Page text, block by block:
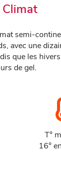
Climat
semi-
avec une
que les
de gel.
T°
16°